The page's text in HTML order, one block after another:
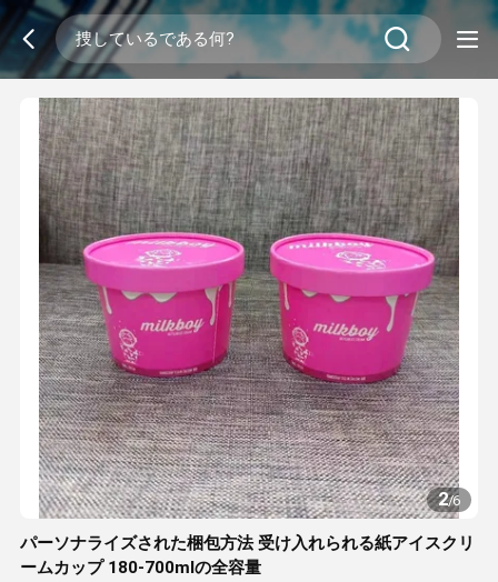
2/6
パーソナライズされた梱包方法 受け入れられる紙アイスクリ
ームカップ 180-700mlの全容量